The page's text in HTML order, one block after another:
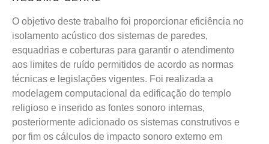
O objetivo deste trabalho foi proporcionar eficiência no
isolamento acústico dos sistemas de paredes,
esquadrias e coberturas para garantir o atendimento
aos limites de ruído permitidos de acordo as normas
técnicas e legislações vigentes. Foi realizada a
modelagem computacional da edificação do templo
religioso e inserido as fontes sonoro internas,
posteriormente adicionado os sistemas construtivos e
por fim os cálculos de impacto sonoro externo em